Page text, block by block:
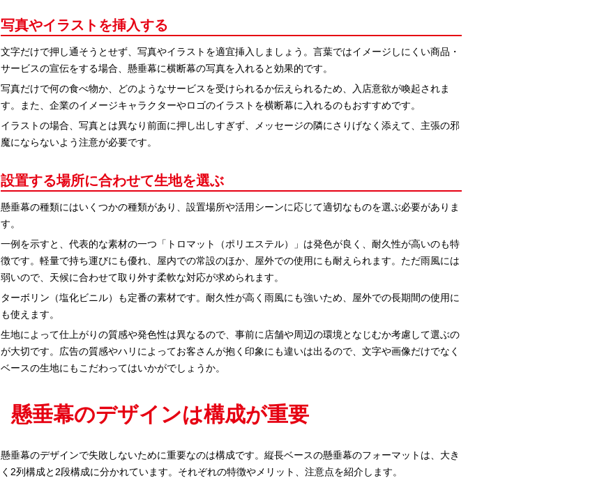
写真やイラストを挿入する
文字だけで押し通そうとせず、写真やイラストを適宜挿入しましょう。言葉ではイメージしにくい商品・
サービスの宣伝をする場合、懸垂幕に横断幕の写真を入れると効果的です。
写真だけで何の食べ物か、どのようなサービスを受けられるか伝えられるため、入店意欲が喚起されま
す。また、企業のイメージキャラクターやロゴのイラストを横断幕に入れるのもおすすめです。
イラストの場合、写真とは異なり前面に押し出しすぎず、メッセージの隣にさりげなく添えて、主張の邪
魔にならないよう注意が必要です。
設置する場所に合わせて生地を選ぶ
懸垂幕の種類にはいくつかの種類があり、設置場所や活用シーンに応じて適切なものを選ぶ必要がありま
す。
一例を示すと、代表的な素材の一つ「トロマット（ポリエステル）」は発色が良く、耐久性が高いのも特
徴です。軽量で持ち運びにも優れ、屋内での常設のほか、屋外での使用にも耐えられます。ただ雨風には
弱いので、天候に合わせて取り外す柔軟な対応が求められます。
ターボリン（塩化ビニル）も定番の素材です。耐久性が高く雨風にも強いため、屋外での長期間の使用に
も使えます。
生地によって仕上がりの質感や発色性は異なるので、事前に店舗や周辺の環境となじむか考慮して選ぶの
が大切です。広告の質感やハリによってお客さんが抱く印象にも違いは出るので、文字や画像だけでなく
ベースの生地にもこだわってはいかがでしょうか。
懸垂幕のデザインは構成が重要
懸垂幕のデザインで失敗しないために重要なのは構成です。縦長ベースの懸垂幕のフォーマットは、大き
く2列構成と2段構成に分かれています。それぞれの特徴やメリット、注意点を紹介します。